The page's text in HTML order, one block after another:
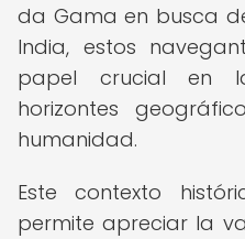
da Gama en busca
India, estos
papel crucial en
horizontes
humanidad.
Este contexto
permite apreciar la